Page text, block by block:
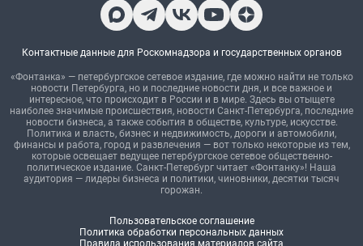
Контактные данные для Роскомнадзора и государственных органов
«Фонтанка» — петербургское сетевое издание, где можно найти не только
новости Петербурга, но и последние новости дня, и все важное и
интересное, что происходит в России и в мире. Здесь вы отыщете
наиболее значимые происшествия, новости Санкт-Петербурга, последние
новости бизнеса, а также события в обществе, культуре, искусстве.
Политика и власть, бизнес и недвижимость, дороги и автомобили,
финансы и работа, город и развлечения — вот только некоторые из тем,
которые освещает ведущее петербургское сетевое общественно-
политическое издание. Санкт-Петербург читает «Фонтанку»! Наша
аудитория — лидеры бизнеса и политики, чиновники, десятки тысяч
горожан.
Пользовательское соглашение
Политика обработки персональных данных
Правила использования материалов сайта